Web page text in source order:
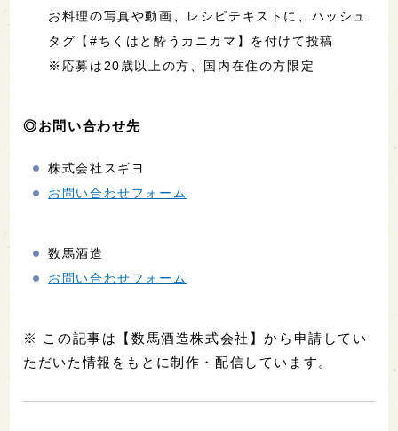
お料理の写真や動画、レシピテキストに、ハッシュ
タグ【#ちくはと酔うカニカマ】を付けて投稿
※応募は20歳以上の方、国内在住の方限定
◎お問い合わせ先
株式会社スギヨ
お問い合わせフォーム
数馬酒造
お問い合わせフォーム
※ この記事は【数馬酒造株式会社】から申請してい
ただいた情報をもとに制作・配信しています。